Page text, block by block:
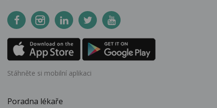
Stáhněte si mobilní aplikaci
Poradna lékaře